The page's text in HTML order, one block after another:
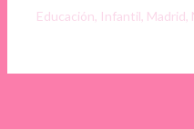
Educación, Infantil, Madrid,